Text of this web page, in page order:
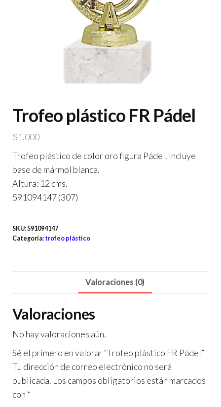
Trofeo plástico FR Pádel
$1.000
Trofeo plástico de color oro figura Pádel. Incluye
base de mármol blanca.
Altura: 12 cms.
591094147 (307)
SKU:591094147
Categoría: trofeo plástico
Valoraciones (0)
Valoraciones
No hay valoraciones aún.
Sé el primero en valorar “Trofeo plástico FR Pádel”
Tu dirección de correo electrónico no será
publicada. Los campos obligatorios están marcados
con *